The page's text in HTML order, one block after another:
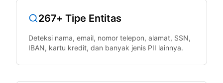
267+ Tipe Entitas
Deteksi nama, email, nomor telepon, alamat, SSN,
IBAN, kartu kredit, dan banyak jenis PII lainnya.